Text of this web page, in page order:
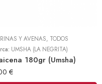
,TODOS
Y AVENAS, TODOS
UMSHA (LA NEGRITA)
180gr (Umsha)
€